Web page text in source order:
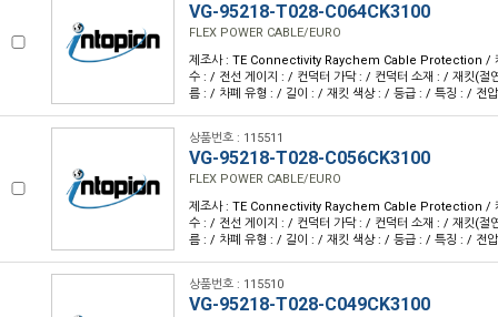
VG-95218-T028-C064CK3100
FLEX POWER CABLE/EURO
제조사 : TE Connectivity Raychem Cable Protection /
수 : / 전선 게이지 : / 컨덕터 가닥 : / 컨덕터 소재 : / 재킷(절
름 : / 차폐 유형 : / 길이 : / 재킷 색상 : / 등급 : / 특징 : / 전
상품번호 : 115511
VG-95218-T028-C056CK3100
FLEX POWER CABLE/EURO
제조사 : TE Connectivity Raychem Cable Protection /
수 : / 전선 게이지 : / 컨덕터 가닥 : / 컨덕터 소재 : / 재킷(절
름 : / 차폐 유형 : / 길이 : / 재킷 색상 : / 등급 : / 특징 : / 전
상품번호 : 115510
VG-95218-T028-C049CK3100